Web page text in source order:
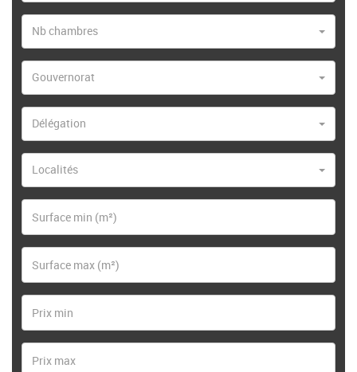
Nb chambres
Gouvernorat
Délégation
Localités